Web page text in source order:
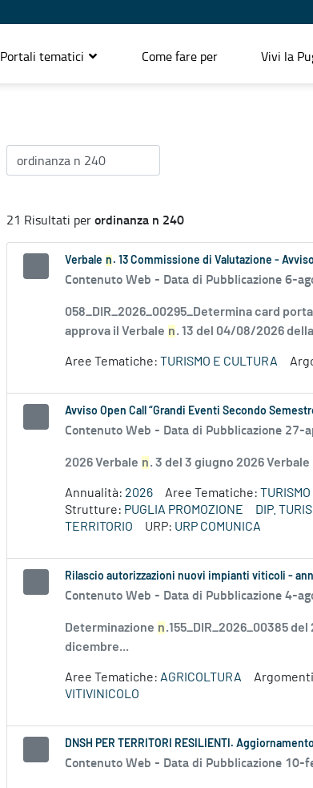
Portali tematici Come fare per Vivi la
21 Risultati perordinanza n 240
Verbale n . 13 Commissione di Valutazione -
Contenuto Web - Data di Pubblicazione 6-
058_DIR_2026_00295_Determina card
approva il Verbale n. 13 del 04/08/2026
Aree Tematiche: TURISMO E CULTURA
Avviso Open Call “Grandi Eventi Secondo
Contenuto Web - Data di Pubblicazione 27-
2026 Verbale n. 3 del 3 giugno 2026 Verbale
Annualità: 2026 Aree Tematiche:
Strutture: PUGLIA PROMOZIONE
DIP.
TERRITORIO
URP: URP COMUNICA
Rilascio autorizzazioni nuovi impianti viticoli -
Contenuto Web - Data di Pubblicazione 4-
Determinazione n.155_DIR_2026_00385
dicembre...
Aree Tematiche: AGRICOLTURA
VITIVINICOLO
DNSH PER TERRITORI RESILIENTI. Aggiornamento
Contenuto Web - Data di Pubblicazione 10-